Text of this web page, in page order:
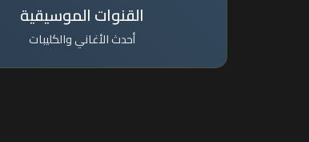
القنوات الموسيقية
أحدث الأغاني والكليبات